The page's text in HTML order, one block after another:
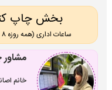
بخش چاپ
ساعات اداری (همه روزه 8 صبح تا 6 عصر، پنج شنبه ها تا 3 عصر )
خانم